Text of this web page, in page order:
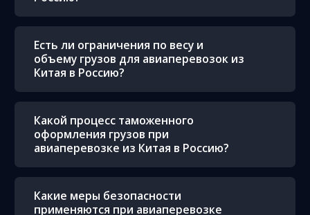
Есть ли ограничения по весу и
объему грузов для авиаперевозок из
Китая в Россию?
Какой процесс таможенного
оформления грузов при
авиаперевозке из Китая в Россию?
Какие меры безопасности
применяются при авиаперевозке